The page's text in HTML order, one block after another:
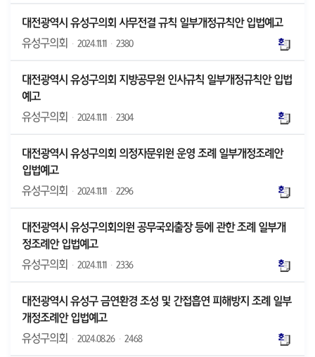
대전광역시 유성구의회 사무전결 규칙 일부개정규칙안 입법예고
유성구의회
· 2024.11.11 · 2380
대전광역시 유성구의회 지방공무원 인사규칙 일부개정규칙안 입법
예고
유성구의회
· 2024.11.11 · 2304
대전광역시 유성구의회 의정자문위원 운영 조례 일부개정조례안
입법예고
유성구의회
· 2024.11.11 · 2296
대전광역시 유성구의회의원 공무국외출장 등에 관한 조례 일부개
정조례안 입법예고
유성구의회
· 2024.11.11 · 2336
대전광역시 유성구 금연환경 조성 및 간접흡연 피해방지 조례 일부
개정조례안 입법예고
유성구의회
· 2024.08.26 · 2468